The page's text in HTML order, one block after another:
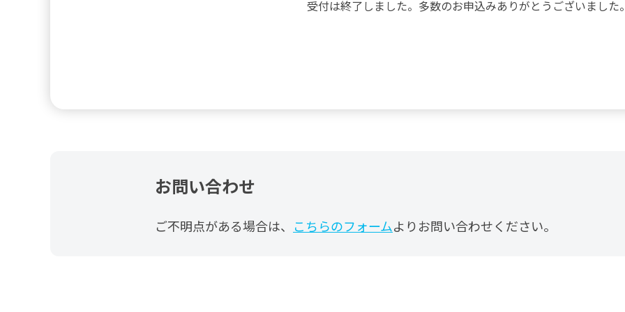
受付は終了しました。多数のお申込みありがとうございました
お問い合わせ
ご不明点がある場合は、 こちらのフォームよりお問い合わせください。